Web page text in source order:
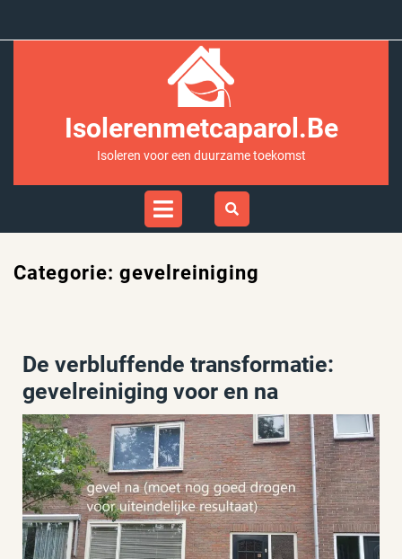
Isolerenmetcaparol.be
Isoleren voor een duurzame toekomst
Open
Categorie: gevelreiniging
De verbluffende transformatie:
gevelreiniging voor en na